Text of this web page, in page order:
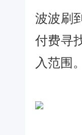
波波刷
付费寻
入范围